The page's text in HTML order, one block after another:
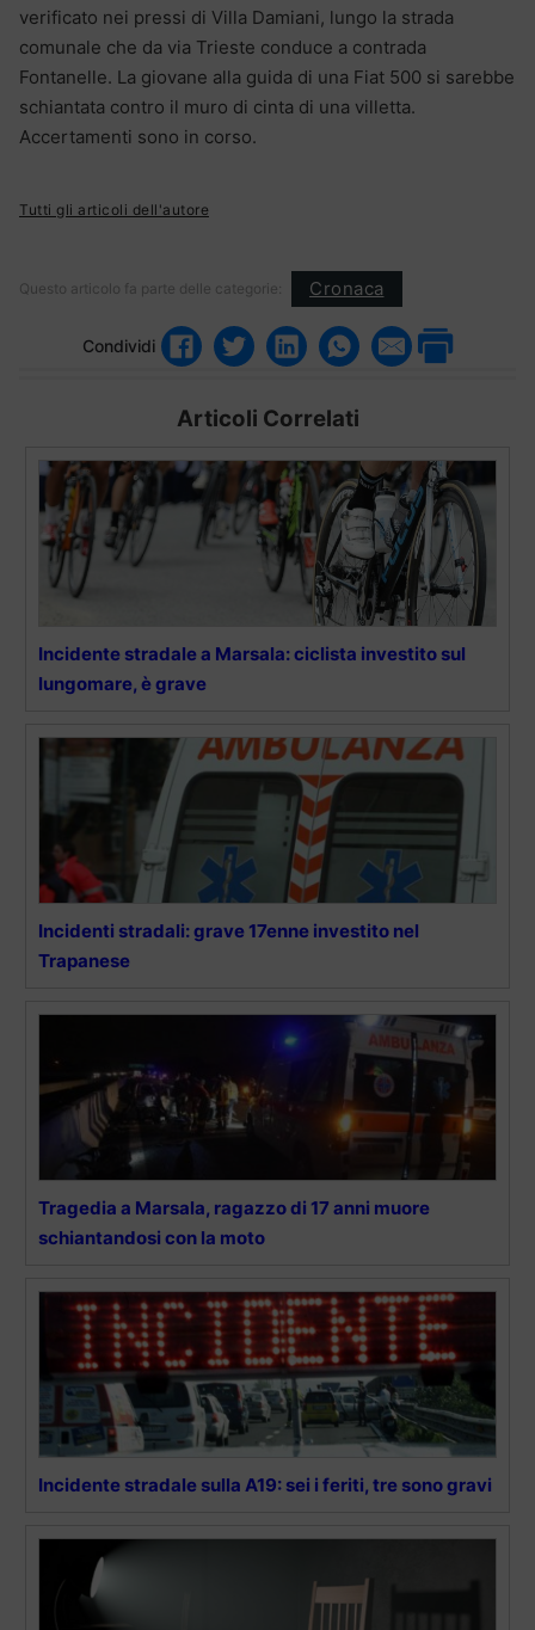
verificato nei pressi di Villa Damiani, lungo la strada
comunale che da via Trieste conduce a contrada
Fontanelle. La giovane alla guida di una Fiat 500 si sarebbe
schiantata contro il muro di cinta di una villetta.
Accertamenti sono in corso.
Tutti gli articoli dell'autore
Questo articolo fa parte delle categorie: Cronaca
Condividi
Articoli Correlati
Incidente stradale a Marsala: ciclista investito sul
lungomare, è grave
Incidenti stradali: grave 17enne investito nel
Trapanese
Tragedia a Marsala, ragazzo di 17 anni muore
schiantandosi con la moto
Incidente stradale sulla A19: sei i feriti, tre sono gravi